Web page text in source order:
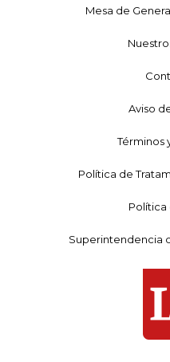
Mesa de
Aviso
Términos
Política de
Política
Superintendencia